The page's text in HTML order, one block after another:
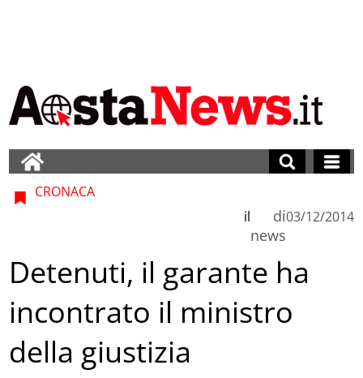
CRONACA
di
news
il 03/12/2014
Detenuti, il garante ha
incontrato il ministro
della giustizia